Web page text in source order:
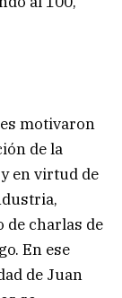
motivaron
de la
en virtud de
de charlas de
En ese
de Juan